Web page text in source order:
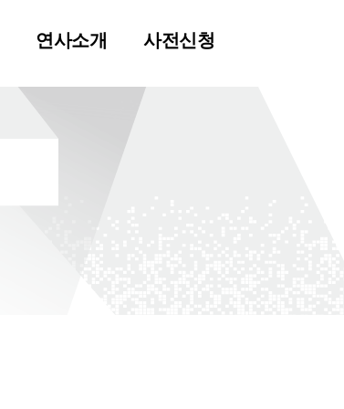
연사소개 사전신청